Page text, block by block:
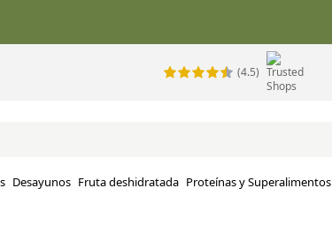
(4.5)
Desayunos Fruta deshidratada Proteínas y Superalimentos